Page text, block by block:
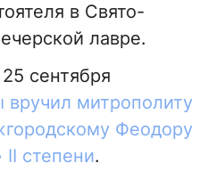
в Свято-
лавре.
сентября
вручил митрополиту
Феодору
II степени.